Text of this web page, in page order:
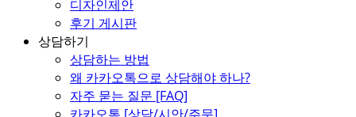
디자인제안
후기 게시판
상담하기
상담하는 방법
왜 카카오톡으로 상담해야 하나?
자주 묻는 질문 [FAQ]